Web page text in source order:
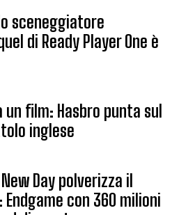
sceneggiatore
di Ready Player One è
film: Hasbro punta sul
inglese
Day polverizza il
con 360 milioni